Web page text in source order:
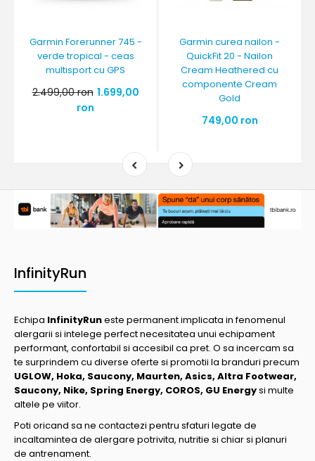
Garmin Forerunner 745 -
verde tropical - ceas
multisport cu GPS
2.499,00 ron 1.699,00
ron
Garmin curea nailon -
QuickFit 20 - Nailon
Cream Heathered cu
componente Cream
Gold
749,00 ron
InfinityRun
Echipa InfinityRuneste permanent implicata in fenomenul
alergarii si intelege perfect necesitatea unui echipament
performant, confortabil si accesibil ca pret. O sa incercam sa
te surprindem cu diverse oferte si promotii la branduri precum
UGLOW, Hoka, Saucony, Maurten, Asics, Altra Footwear,
Saucony, Nike, Spring Energy, COROS, GU Energysi multe
altele pe viitor.
Poti oricand sa ne contactezi pentru sfaturi legate de
incaltamintea de alergare potrivita, nutritie si chiar si planuri
de antrenament.